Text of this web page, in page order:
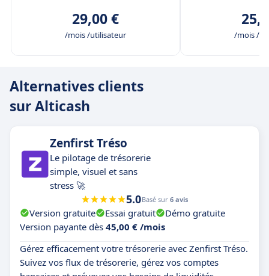
29,00 €
/mois /utilisateur /mois /
Alternatives clients
sur Alticash
Zenfirst Tréso
Le pilotage de trésorerie
simple, visuel et sans
stress 🚀
5.0Basé sur 6 avis
Version gratuite Essai gratuit
Démo gratuite
Version payante dès 45,00 € /mois
Gérez efficacement votre trésorerie avec Zenfirst Tréso.
Suivez vos flux de trésorerie, gérez vos comptes